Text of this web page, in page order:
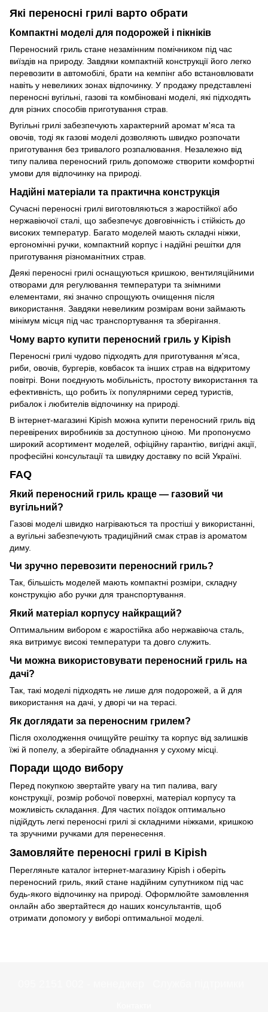
Які переносні грилі варто обрати
Компактні моделі для подорожей і пікніків
Переносний гриль стане незамінним помічником під час
виїздів на природу. Завдяки компактній конструкції його легко
перевозити в автомобілі, брати на кемпінг або встановлювати
навіть у невеликих зонах відпочинку. У продажу представлені
переносні вугільні, газові та комбіновані моделі, які підходять
для різних способів приготування страв.
Вугільні грилі забезпечують характерний аромат м'яса та
овочів, тоді як газові моделі дозволяють швидко розпочати
приготування без тривалого розпалювання. Незалежно від
типу палива переносний гриль допоможе створити комфортні
умови для відпочинку на природі.
Надійні матеріали та практична конструкція
Сучасні переносні грилі виготовляються з жаростійкої або
нержавіючої сталі, що забезпечує довговічність і стійкість до
високих температур. Багато моделей мають складні ніжки,
ергономічні ручки, компактний корпус і надійні решітки для
приготування різноманітних страв.
Деякі переносні грилі оснащуються кришкою, вентиляційними
отворами для регулювання температури та знімними
елементами, які значно спрощують очищення після
використання. Завдяки невеликим розмірам вони займають
мінімум місця під час транспортування та зберігання.
Чому варто купити переносний гриль у Kipish
Переносні грилі чудово підходять для приготування м'яса,
риби, овочів, бургерів, ковбасок та інших страв на відкритому
повітрі. Вони поєднують мобільність, простоту використання та
ефективність, що робить їх популярними серед туристів,
рибалок і любителів відпочинку на природі.
В інтернет-магазині Kipish можна купити переносний гриль від
перевірених виробників за доступною ціною. Ми пропонуємо
широкий асортимент моделей, офіційну гарантію, вигідні акції,
професійні консультації та швидку доставку по всій Україні.
FAQ
Який переносний гриль краще — газовий чи
вугільний?
Газові моделі швидко нагріваються та простіші у використанні,
а вугільні забезпечують традиційний смак страв із ароматом
диму.
Чи зручно перевозити переносний гриль?
Так, більшість моделей мають компактні розміри, складну
конструкцію або ручки для транспортування.
Який матеріал корпусу найкращий?
Оптимальним вибором є жаростійка або нержавіюча сталь,
яка витримує високі температури та довго служить.
Чи можна використовувати переносний гриль на
дачі?
Так, такі моделі підходять не лише для подорожей, а й для
використання на дачі, у дворі чи на терасі.
Як доглядати за переносним грилем?
Після охолодження очищуйте решітку та корпус від залишків
їжі й попелу, а зберігайте обладнання у сухому місці.
Поради щодо вибору
Перед покупкою звертайте увагу на тип палива, вагу
конструкції, розмір робочої поверхні, матеріал корпусу та
можливість складання. Для частих поїздок оптимально
підійдуть легкі переносні грилі зі складними ніжками, кришкою
та зручними ручками для перенесення.
Замовляйте переносні грилі в Kipish
Перегляньте каталог інтернет-магазину Kipish і оберіть
переносний гриль, який стане надійним супутником під час
будь-якого відпочинку на природі. Оформлюйте замовлення
онлайн або звертайтеся до наших консультантів, щоб
отримати допомогу у виборі оптимальної моделі.